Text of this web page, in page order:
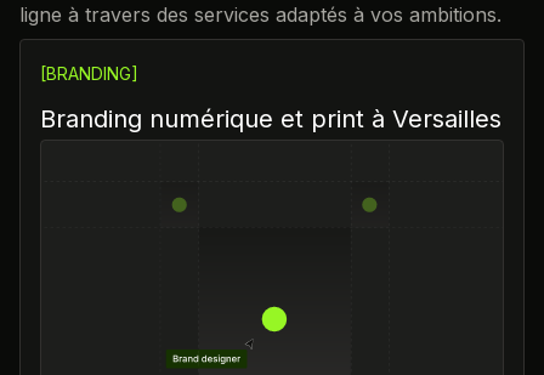
ligne à travers des services adaptés à vos ambitions.
[BRANDING]
Branding numérique et print à Versailles